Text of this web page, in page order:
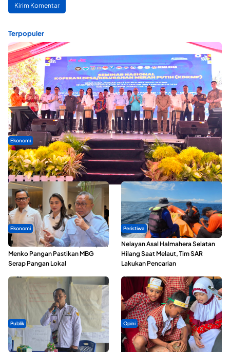
Terpopuler
Ekonomi
Seminar di Ternate, Mendes Perkuat Sinergi Percepatan
Kopdes Merah Putih
Ekonomi
SPPG di Maluku Utara Dipercepat,
Menko Pangan Pastikan MBG
Serap Pangan Lokal
Peristiwa
Nelayan Asal Halmahera Selatan
Hilang Saat Melaut, Tim SAR
Lakukan Pencarian
Publik
ABDESI Morotai Apresiasi
Penyaluran ADD Rp3,13 Miliar
Opini
Tak Sekadar Memarut Kelapa,
Kukuran Tongole Jadi Media